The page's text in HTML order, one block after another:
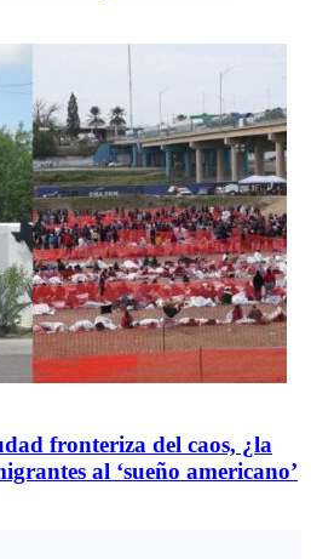
fronteriza del caos, ¿la
al ‘sueño americano’